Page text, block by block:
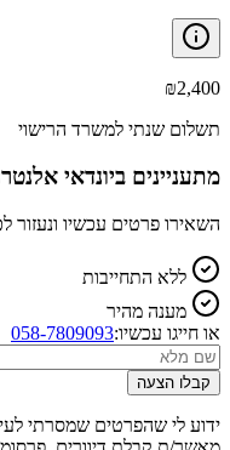
₪2,400
תשלום שנתי למשרד הרישוי
מתעניינים ביונדאי
השאירו פרטים עכשיו ונעזור
ללא התחייבות
מענה מהיר
או חייגו עכשיו:058-7809093
קבלו הצעה
ידוע לי שהפרטים שמסרתי